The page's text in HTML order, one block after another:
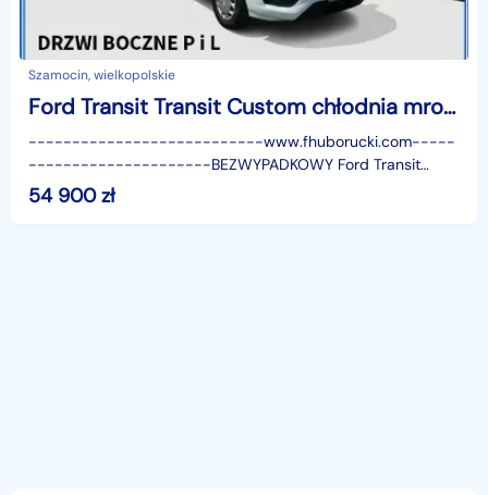
Szamocin, wielkopolskie
Ford Transit Transit Custom chłodnia mroźnia LONG
---------------------------www.fhuborucki.com-----
---------------------BEZWYPADKOWY Ford Transit
Custom mroźnia, chłodnia, Zasilanie zewnętrzne.Obustronnie
drzw
54 900zł